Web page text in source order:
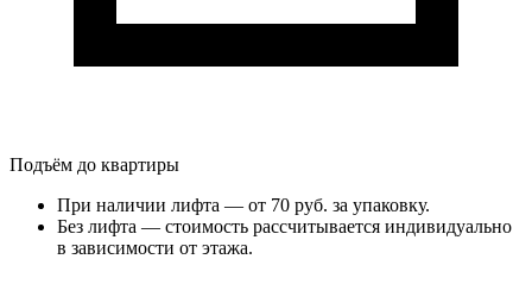
Подъём до квартиры
При наличии лифта — от 70 руб. за упаковку.
Без лифта — стоимость рассчитывается индивидуально
в зависимости от этажа.